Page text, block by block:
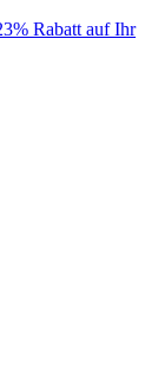
Rabatt auf Ihr